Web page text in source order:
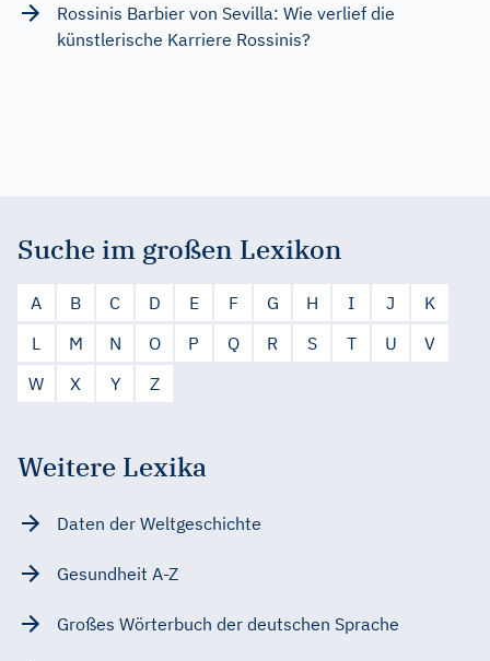
Rossinis Barbier von Sevilla: Wie verlief die
künstlerische Karriere Rossinis?
Suche im großen Lexikon
A B C D E F G H I J
K
L
M N O P Q R S T U
V
W
X Y Z
Weitere Lexika
Daten der Weltgeschichte
Gesundheit A-Z
Großes Wörterbuch der deutschen Sprache